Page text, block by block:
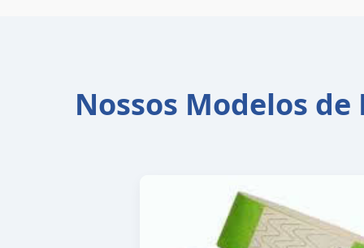
Nossos Modelos